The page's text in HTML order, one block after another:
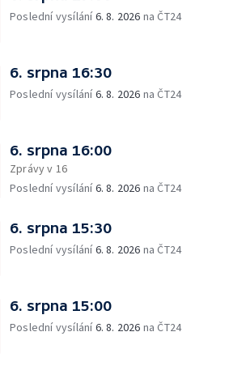
Poslední vysílání6. 8. 2026 na ČT24
6. srpna 16:30
Poslední vysílání6. 8. 2026 na ČT24
6. srpna 16:00
Zprávy v 16
Poslední vysílání6. 8. 2026 na ČT24
6. srpna 15:30
Poslední vysílání6. 8. 2026 na ČT24
6. srpna 15:00
Poslední vysílání6. 8. 2026 na ČT24